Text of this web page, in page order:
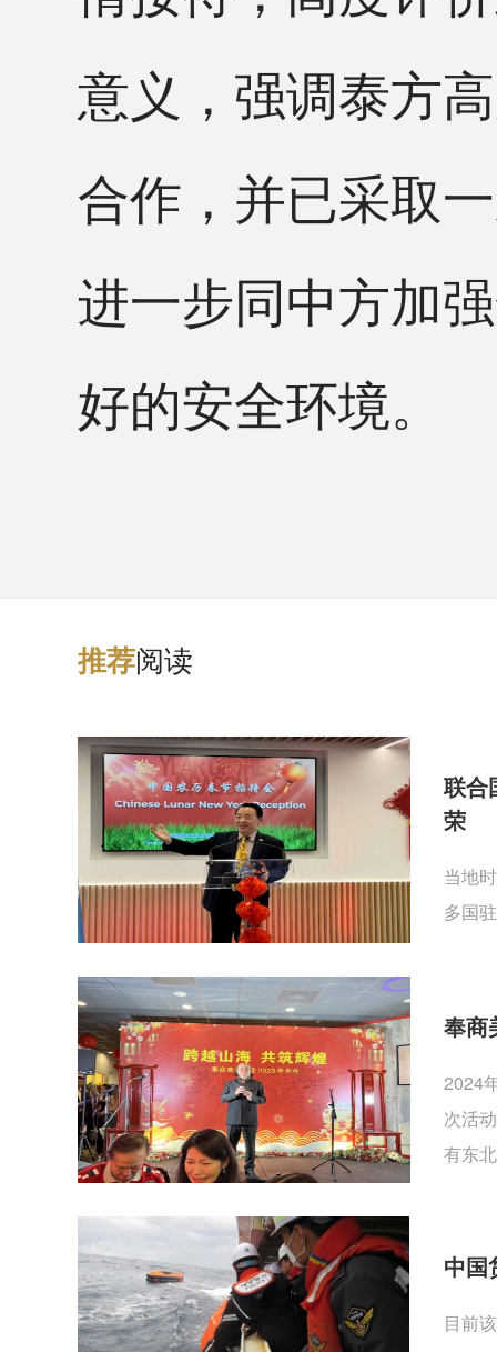
意义，强调泰方
合作，并已采取
进一步同中方加
好的安全环境。
推荐阅读
联合
荣
当地
多国
奉商
2024
次活
有东
中国
目前